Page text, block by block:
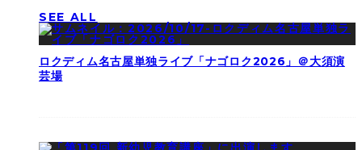
SEE ALL
ロクディム名古屋単独ライブ「ナゴロク2026」＠大須演
芸場